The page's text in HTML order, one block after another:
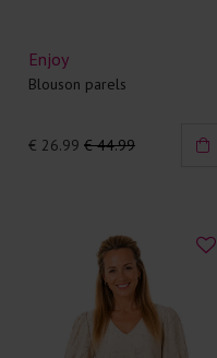
Enjoy
Blouson parels
€ 26.99 € 44.99